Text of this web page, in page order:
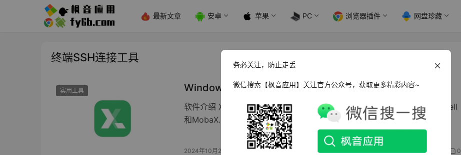
最新文章 安卓 苹果 PC 浏览器插件 网盘珍藏
终端SSH连接工具
实用工具 Windows XTerminal 终端SSH连接工具_v1.32.7
软件介绍 XTerminal是一款方便简洁的终端ssh连接工具，个人用起来比xshell
和MobaX…
2024年10月25日 0
务必关注，防止走丢
微信搜索【枫音应用】关注官方公众号，获取更多精彩内容~